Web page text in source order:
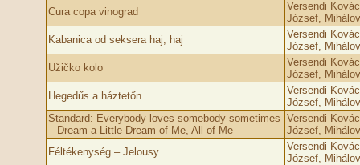
Cura copa vinograd
Versendi
József,
Kabanica od seksera haj, haj
Versendi
József,
Užičko kolo
Versendi
József,
Hegedűs a háztetőn
Versendi
József,
Standard: Everybody loves somebody sometimes
– Dream a Little Dream of Me, All of Me
Versendi
József,
Féltékenység – Jelousy
Versendi
József,